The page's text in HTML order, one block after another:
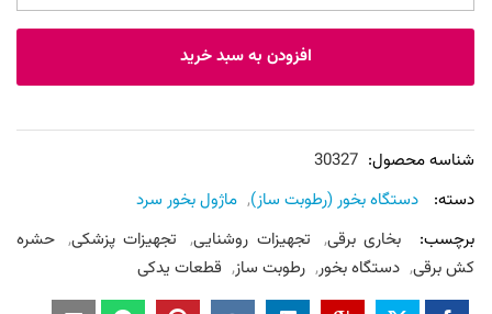
سرد
بخور
سرد)
تصفیه
اب
عدد
افزودن به سبد خرید
شناسه محصول: 30327
دسته:
دستگاه بخور (رطوبت ساز), ماژول بخور سرد
برچسب:
بخاری برقی, تجهیزات روشنایی, تجهیزات پزشکی, حشره
کش برقی, دستگاه بخور, رطوبت ساز, قطعات یدکی